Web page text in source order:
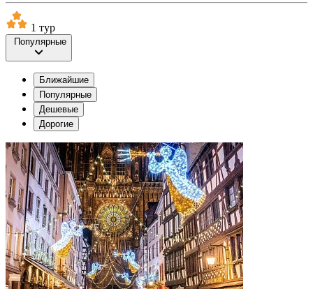
1 тур
Популярные
Ближайшие
Популярные
Дешевые
Дорогие